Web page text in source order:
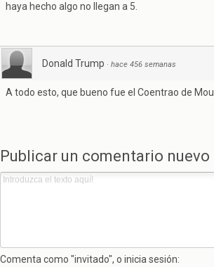
haya hecho algo no llegan a 5.
Donald Trump · hace 456 semanas
A todo esto, que bueno fue el Coentrao de Mou.
Publicar un comentario nuevo
Comenta como "invitado", o inicia sesión: